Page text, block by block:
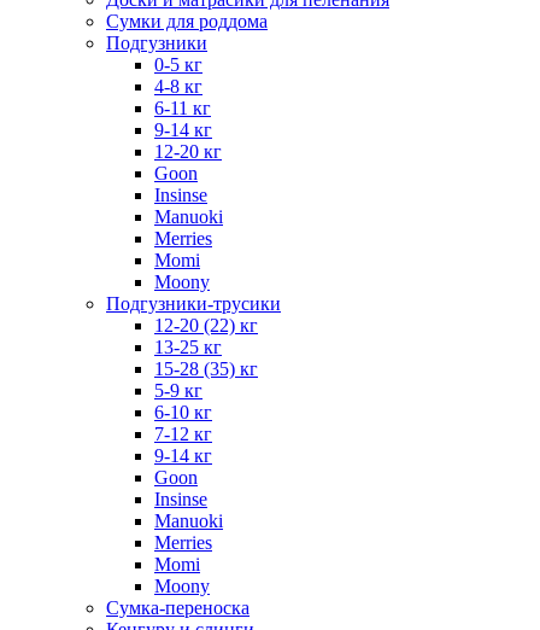
Сумки для роддома
Подгузники
0-5 кг
4-8 кг
6-11 кг
9-14 кг
12-20 кг
Goon
Insinse
Manuoki
Merries
Momi
Moony
Подгузники-трусики
12-20 (22) кг
13-25 кг
15-28 (35) кг
5-9 кг
6-10 кг
7-12 кг
9-14 кг
Goon
Insinse
Manuoki
Merries
Momi
Moony
Сумка-переноска